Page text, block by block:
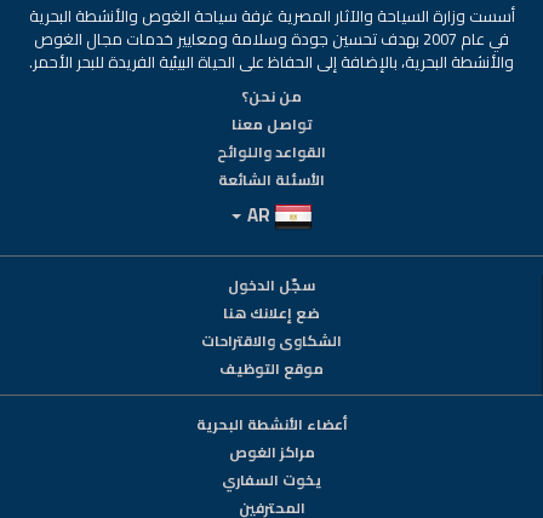
أسست وزارة السياحة والآثار المصرية غرفة سياحة الغوص والأنشطة البحرية
في عام 2007 بهدف تحسين جودة وسلامة ومعايير خدمات مجال الغوص
والأنشطة البحرية، بالإضافة إلى الحفاظ على الحياة البيئية الفريدة للبحر الأحمر.
من نحن؟
تواصل معنا
القواعد واللوائح
الأسئلة الشائعة
سجّل الدخول
ضع إعلانك هنا
الشكاوى والاقتراحات
موقع التوظيف
أعضاء الأنشطة البحرية
مراكز الغوص
يخوت السفاري
المحترفين